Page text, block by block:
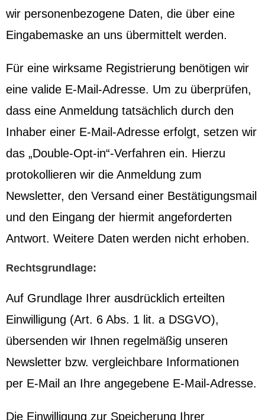
wir personenbezogene Daten, die über eine
Eingabemaske an uns übermittelt werden.
Für eine wirksame Registrierung benötigen wir
eine valide E-Mail-Adresse. Um zu überprüfen,
dass eine Anmeldung tatsächlich durch den
Inhaber einer E-Mail-Adresse erfolgt, setzen wir
das „Double-Opt-in“-Verfahren ein. Hierzu
protokollieren wir die Anmeldung zum
Newsletter, den Versand einer Bestätigungsmail
und den Eingang der hiermit angeforderten
Antwort. Weitere Daten werden nicht erhoben.
Rechtsgrundlage:
Auf Grundlage Ihrer ausdrücklich erteilten
Einwilligung (Art. 6 Abs. 1 lit. a DSGVO),
übersenden wir Ihnen regelmäßig unseren
Newsletter bzw. vergleichbare Informationen
per E-Mail an Ihre angegebene E-Mail-Adresse.
Die Einwilligung zur Speicherung Ihrer